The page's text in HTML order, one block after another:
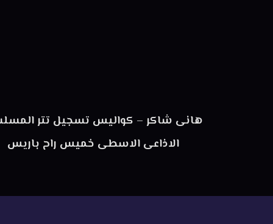
هانى شاكر – كواليس تسجيل تتر
الاذاعى الاسطى خميس راح باريس